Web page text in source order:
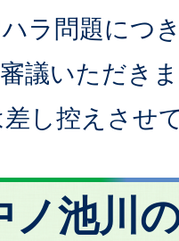
ラ問題につ
議いただき
し控えさせ
ノ池川